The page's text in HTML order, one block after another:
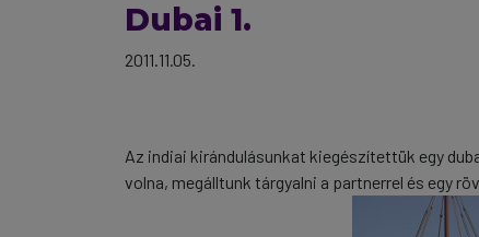
Dubai 1.
2011.11.05.
Az indiai kirándulásunkat kiegészítettük egy
volna, megálltunk tárgyalni a partnerrel és egy